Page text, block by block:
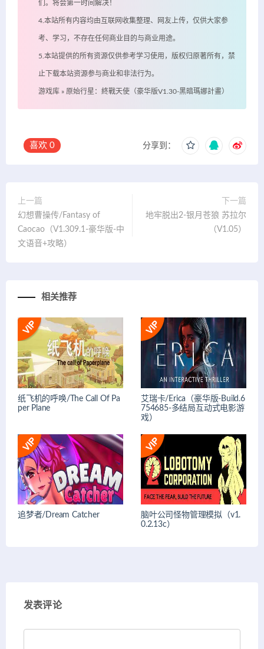
们。将会第一时间解决！
4.本站所有内容均由互联网收集整理、网友上传，仅供大家参
考、学习，不存在任何商业目的与商业用途。
5.本站提供的所有资源仅供参考学习使用，版权归原著所有，禁
止下载本站资源参与商业和非法行为。
游戏库 » 原始行星：終戰天使（豪华版V1.30-黑暗瑪娜計畫）
喜欢 0 分享到：
上一篇
幻想曹操传/Fantasy of
Caocao（V1.309.1-豪华版-中
文语音+攻略）
下一篇
地牢脱出2-银月苍狼 苏拉尔
（V1.05）
相关推荐
纸飞机的呼唤/The Call Of Pa
per Plane
艾瑞卡/Erica（豪华版-Build.6
754685-多结局互动式电影游
戏）
追梦者/Dream Catcher
脑叶公司怪物管理模拟（v1.
0.2.13c）
发表评论